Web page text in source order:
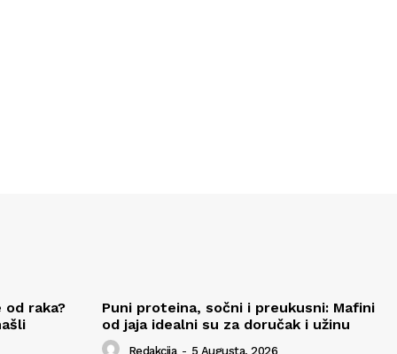
raka?
Puni proteina, sočni i preukusni: Mafini
od jaja idealni su za doručak i užinu
Redakcija - 5 Augusta, 2026